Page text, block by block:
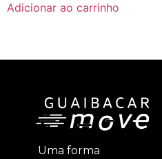
Adicionar ao carrinho
Uma forma